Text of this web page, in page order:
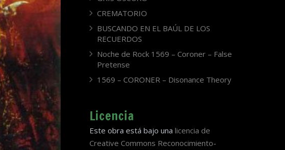
CREMATORIO
BUSCANDO EN EL BAÚL DE LOS
RECUERDOS
Noche de Rock 1569 – Coroner – False
Pretense
1569 – CORONER – Disonance Theory
Licencia
Este obra está bajo una licencia de
Creative Commons Reconocimiento-